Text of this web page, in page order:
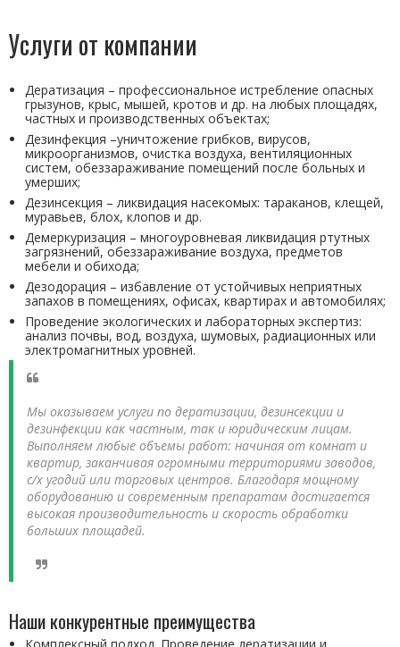
Услуги от компании
Дератизация – профессиональное истребление опасных
грызунов, крыс, мышей, кротов и др. на любых площадях,
частных и производственных объектах;
Дезинфекция –уничтожение грибков, вирусов,
микроорганизмов, очистка воздуха, вентиляционных
систем, обеззараживание помещений после больных и
умерших;
Дезинсекция – ликвидация насекомых: тараканов, клещей,
муравьев, блох, клопов и др.
Демеркуризация – многоуровневая ликвидация ртутных
загрязнений, обеззараживание воздуха, предметов
мебели и обихода;
Дезодорация – избавление от устойчивых неприятных
запахов в помещениях, офисах, квартирах и автомобилях;
Проведение экологических и лабораторных экспертиз:
анализ почвы, вод, воздуха, шумовых, радиационных или
электромагнитных уровней.
Мы оказываем услуги по дератизации, дезинсекции и
дезинфекции как частным, так и юридическим лицам.
Выполняем любые объемы работ: начиная от комнат и
квартир, заканчивая огромными территориями заводов,
с/х угодий или торговых центров. Благодаря мощному
оборудованию и современным препаратам достигается
высокая производительность и скорость обработки
больших площадей.
Наши конкурентные преимущества